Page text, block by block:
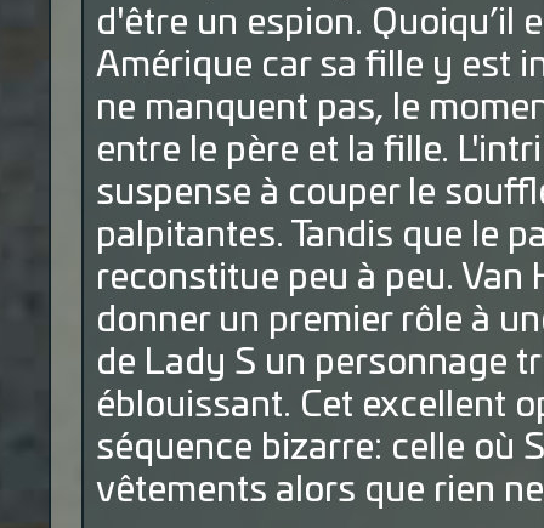
d'être un espion. Quoiqu’il
Amérique car sa fille y est
ne manquent pas, le
entre le père et la fille.
suspense à couper le
palpitantes. Tandis que le
reconstitue peu à peu. Van
donner un premier rôle à
de Lady S un personnage
éblouissant. Cet excellent
séquence bizarre: celle où
vêtements alors que rien